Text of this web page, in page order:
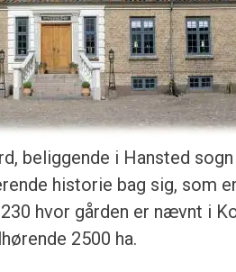
beliggende i Hansted
historie bag sig, som
hvor gården er nævnt i
2500 ha.